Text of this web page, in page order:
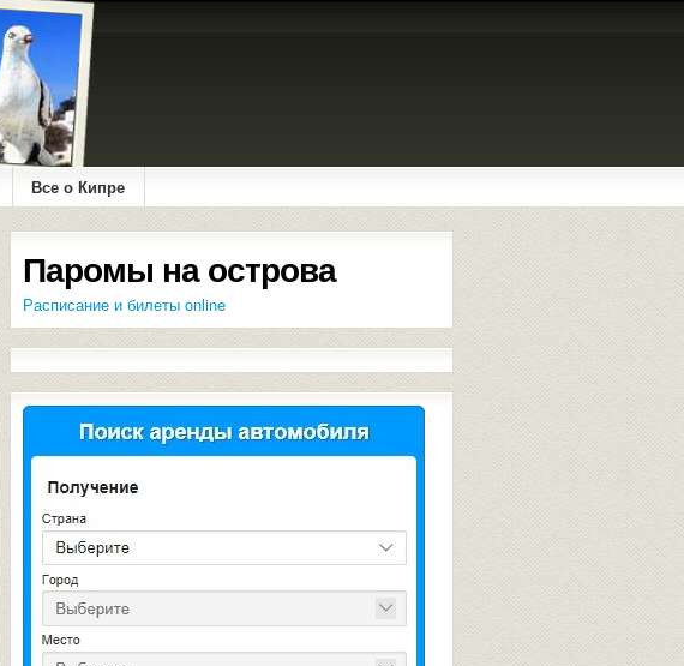
Все о Кипре
Паромы на острова
Расписание и билеты online